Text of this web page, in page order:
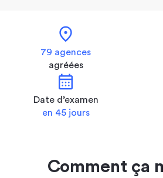
location_on
79 agences
agréées
calendar_month
Date d’examen
en 45 jours
Comment ça